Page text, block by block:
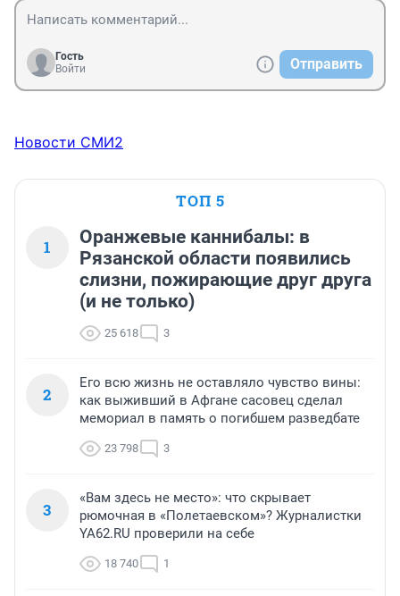
Гость
Войти
Отправить
Новости СМИ2
ТОП 5
1
Оранжевые каннибалы: в
Рязанской области появились
слизни, пожирающие друг друга
(и не только)
25 618 3
2
Его всю жизнь не оставляло чувство вины:
как выживший в Афгане сасовец сделал
мемориал в память о погибшем разведбате
23 798 3
3
«Вам здесь не место»: что скрывает
рюмочная в «Полетаевском»? Журналистки
YA62.RU проверили на себе
18 740 1